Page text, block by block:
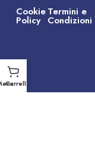
Cookie
Policy
Termini e
Condizioni
Carrello